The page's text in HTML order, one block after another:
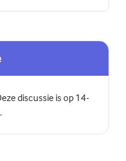
discussie is op 14-